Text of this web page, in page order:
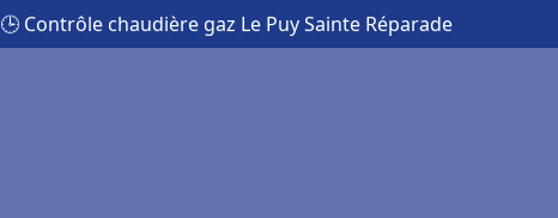
🕒 Contrôle chaudière gaz Le Puy Sainte Réparade